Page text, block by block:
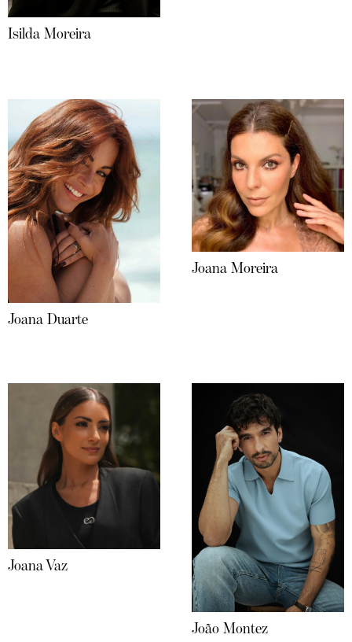
Isilda Moreira
Joana Duarte
Joana Moreira
Joana Vaz
João Montez